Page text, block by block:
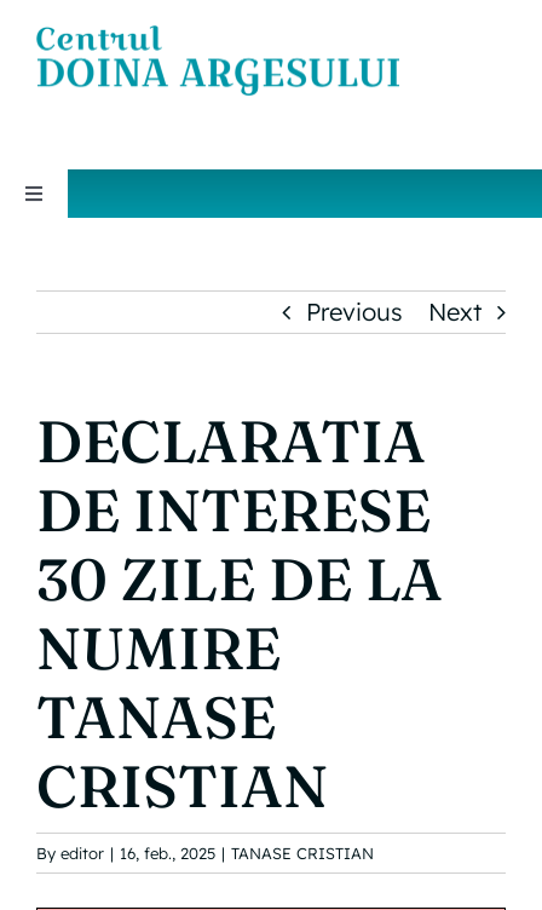
Skip
Toggle
PROGRAMUL EDUCATIONAL SPAM
„DOINA ARGESULUI”
EVENIMENTE
INFORMAȚII PUBLICE
CONTACT
Previous Next
DECLARATIA
DE INTERESE
30 ZILE DE LA
NUMIRE
TANASE
CRISTIAN
By editor | 16, feb., 2025 | TANASE CRISTIAN